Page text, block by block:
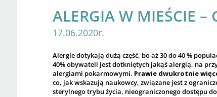
ALERGIA W MIEŚCIE –
17.06.2020r.
Alergie dotykają dużą część, bo aż 30 do 40 %
40% obywateli jest dotkniętych jakąś alergią, na
alergiami pokarmowymi. Prawie dwukrotnie
co, jak wskazują naukowcy, związane jest z
sterylnego trybu życia, nieograniczonego dostępu